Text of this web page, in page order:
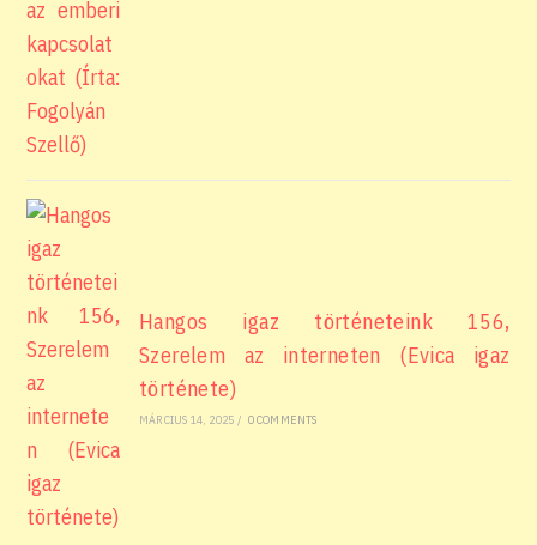
Hangos igaz történeteink 156,
Szerelem az interneten (Evica igaz
története)
MÁRCIUS 14, 2025 / 0 COMMENTS